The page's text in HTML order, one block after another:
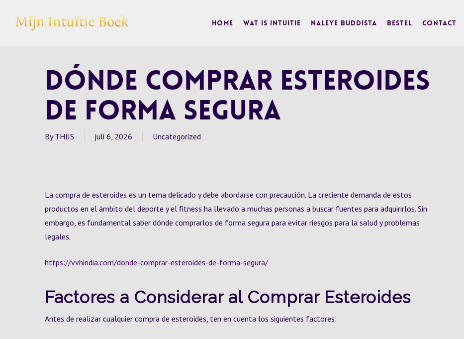
Home Wat is Intuitie Naleye Buddista BESTEL Contact
Dónde Comprar Esteroides
de Forma Segura
By THIJS juli 6, 2026 Uncategorized
La compra de esteroides es un tema delicado y debe abordarse con precaución. La creciente demanda de estos
productos en el ámbito del deporte y el fitness ha llevado a muchas personas a buscar fuentes para adquirirlos. Sin
embargo, es fundamental saber dónde comprarlos de forma segura para evitar riesgos para la salud y problemas
legales.
https://vvhindia.com/donde-comprar-esteroides-de-forma-segura/
Factores a Considerar al Comprar Esteroides
Antes de realizar cualquier compra de esteroides, ten en cuenta los siguientes factores: